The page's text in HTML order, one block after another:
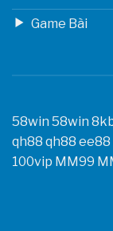
Game Bài
58win 58win
qh88 qh88 ee88
100vip MM99